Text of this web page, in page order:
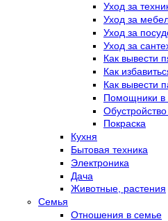
Уход за
Уход за
Уход за
Уход за
Как вывести
Как
Как вывести
Помощники в
Покраска
Кухня
Бытовая техника
Электроника
Дача
Животные, растения
Семья
Отношения в семье